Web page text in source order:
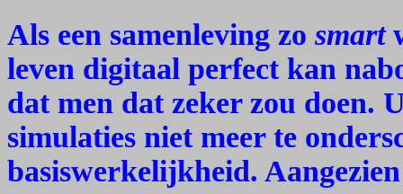
Als een samenleving zo smart
leven digitaal perfect kan
dat men dat zeker zou doen.
simulaties niet meer te
basiswerkelijkheid.